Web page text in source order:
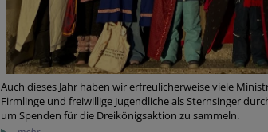
Auch dieses Jahr haben wir erfreulicherweise viele
Firmlinge und freiwillige Jugendliche als Sternsinger
um Spenden für die Dreikönigsaktion zu sammeln.